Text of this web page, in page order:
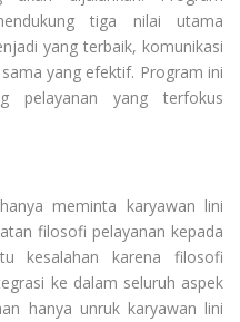
tiga nilai utama
yang terbaik, komunikasi
yang efektif. Program ini
pelayanan yang terfokus
meminta karyawan lini
filosofi pelayanan kepada
kesalahan karena filosofi
ke dalam seluruh aspek
hanya unruk karyawan lini